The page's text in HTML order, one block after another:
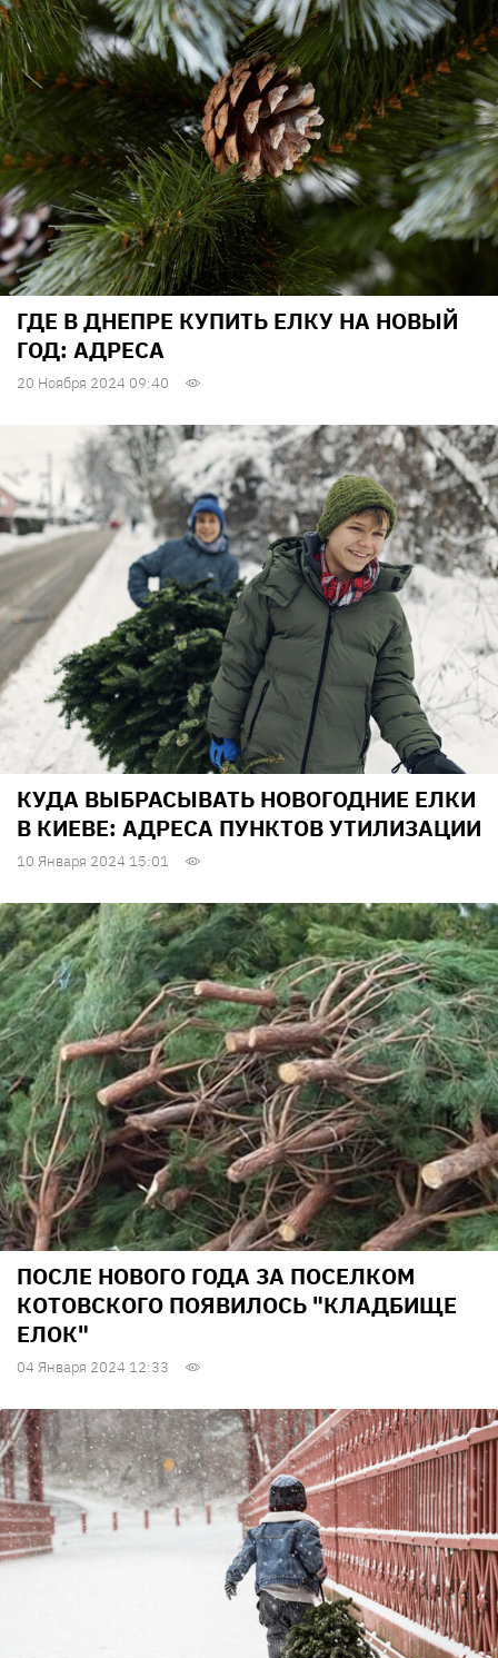
ГДЕ В ДНЕПРЕ КУПИТЬ ЕЛКУ НА НОВЫЙ
ГОД: АДРЕСА
20 Ноября 2024 09:40
КУДА ВЫБРАСЫВАТЬ НОВОГОДНИЕ ЕЛКИ
В КИЕВЕ: АДРЕСА ПУНКТОВ УТИЛИЗАЦИИ
10 Января 2024 15:01
ПОСЛЕ НОВОГО ГОДА ЗА ПОСЕЛКОМ
КОТОВСКОГО ПОЯВИЛОСЬ "КЛАДБИЩЕ
ЕЛОК"
04 Января 2024 12:33